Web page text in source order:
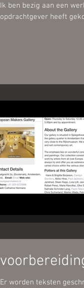
Ik ben bezig aan een
opdrachtgever heeft
Er worden teksten